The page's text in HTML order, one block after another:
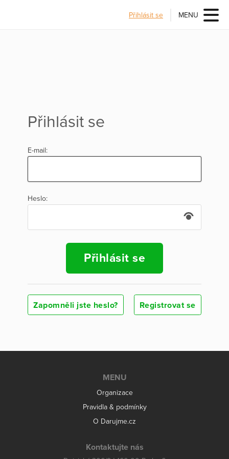
Přihlásit se MENU
Přihlásit se
E-mail:
Heslo:
Přihlásit se
Zapomněli jste heslo? Registrovat se
MENU
Organizace
Pravidla & podmínky
O Darujme.cz
Kontaktujte nás